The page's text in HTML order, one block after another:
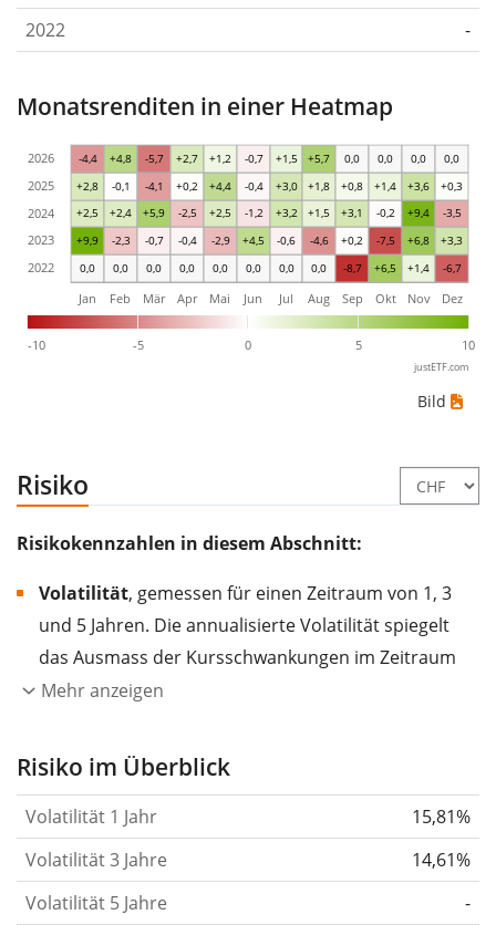
2022
-
Monatsrenditen in einer Heatmap
0,0 0,0 0,0 0,0 0,0 0,0 0,0 0,0 -8,7 +6,5 +1,4 -6,7
+9,9 -2,3 -0,7 -0,4 -2,9 +4,5 -0,6 -4,6 +0,2 -7,5 +6,8 +3,3
+2,5 +2,4 +5,9 -2,5 +2,5 -1,2 +3,2 +1,5 +3,1 -0,2 +9,4 -3,5
+2,8 -0,1 -4,1 +0,2 +4,4 -0,4 +3,0 +1,8 +0,8 +1,4 +3,6 +0,3
-4,4 +4,8 -5,7 +2,7 +1,2 -0,7 +1,5 +5,7 0,0 0,0 0,0 0,0
-10 -5 0 5 10
Jan Feb Mär Apr Mai Jun Jul Aug Sep Okt Nov Dez
2022
2023
2024
2025
2026
justETF.com
Bild
Risiko
Risikokennzahlen in diesem Abschnitt:
Volatilität, gemessen für einen Zeitraum von 1, 3
und 5 Jahren. Die annualisierte Volatilität spiegelt
das Ausmass der Kursschwankungen im Zeitraum
eines Jahres wider.
Aktie, des ETF, usw.) in der Vergangenheit
gelten im Allgemeinen als risikoreicher. Wir
berechnen die Volatilität auf Basis der Daten der
letzten 1, 3 und 5 Jahre, damit du sehen kannst, ob
die Kursschwankungen im Laufe der Zeit stärker
Mehr anzeigen
Risiko im Überblick
Volatilität 1 Jahr
15,81%
Volatilität 3 Jahre
14,61%
Volatilität 5 Jahre
-